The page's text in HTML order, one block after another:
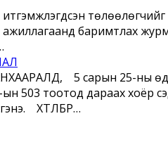
төлөөлөгчийг
ажиллагаанд баримтлах
5 сарын 25-ны
503 тоотод дараах хоёр
ХӨТӨЛБӨР…